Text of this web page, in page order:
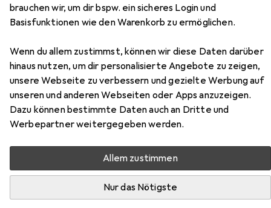
brauchen wir, um dir bspw. ein sicheres Login und
Basisfunktionen wie den Warenkorb zu ermöglichen.
Wenn du allem zustimmst, können wir diese Daten darüber
hinaus nutzen, um dir personalisierte Angebote zu zeigen,
unsere Webseite zu verbessern und gezielte Werbung auf
unseren und anderen Webseiten oder Apps anzuzeigen.
Dazu können bestimmte Daten auch an Dritte und
Werbepartner weitergegeben werden.
Allem zustimmen
Nur das Nötigste
Zubehör für Topstar Alustar
Basic
Hier findest du passendes Zubehör zum Produkt Topstar
Alustar Basic aus den Kategorien Bodenschutzmatte,